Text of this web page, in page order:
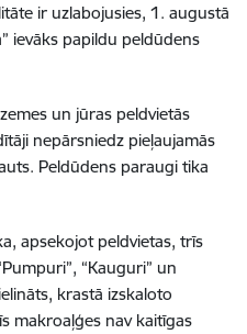
ir uzlabojusies, 1. augustā
ievāks papildu peldūdens
un jūras peldvietās
nepārsniedz pieļaujamās
Peldūdens paraugi tika
apsekojot peldvietas, trīs
“Kauguri” un
krastā izskaloto
makroaļģes nav kaitīgas